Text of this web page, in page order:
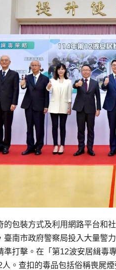
的包裝方式及利用網路平台和
臺南市政府警察局投入大量警
準打擊。在「第12波安居緝毒
。查扣的毒品包括俗稱喪屍